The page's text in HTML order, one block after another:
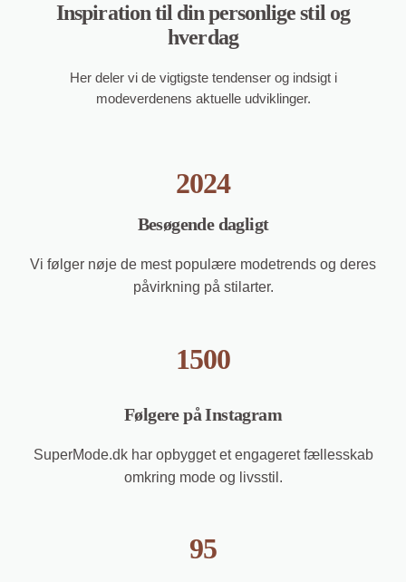
Inspiration til din personlige stil og
hverdag
Her deler vi de vigtigste tendenser og indsigt i
modeverdenens aktuelle udviklinger.
2024
Besøgende dagligt
Vi følger nøje de mest populære modetrends og deres
påvirkning på stilarter.
1500
Følgere på Instagram
SuperMode.dk har opbygget et engageret fællesskab
omkring mode og livsstil.
95